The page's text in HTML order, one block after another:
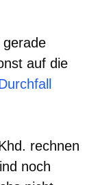
auf die
rechnen
noch